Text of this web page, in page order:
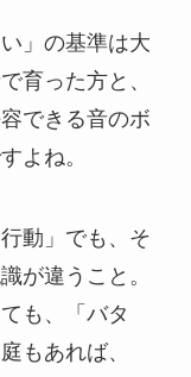
」の基準は大
育った方と、
できる音のボ
よね。
動」でも、そ
が違うこと。
も、「バタ
もあれば、